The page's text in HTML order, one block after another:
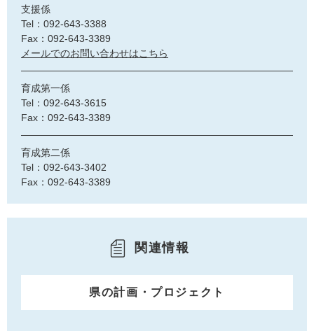
支援係
Tel：092-643-3388
Fax：092-643-3389
メールでのお問い合わせはこちら
育成第一係
Tel：092-643-3615
Fax：092-643-3389
育成第二係
Tel：092-643-3402
Fax：092-643-3389
関連情報
県の計画・プロジェクト